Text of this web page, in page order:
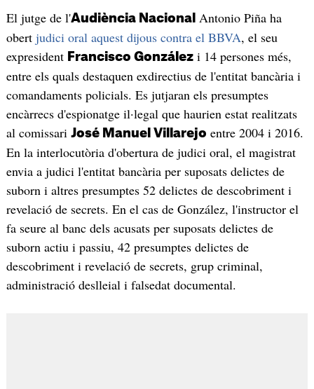
El jutge de l'Audiència Nacional Antonio Piña ha
obert judici oral aquest dijous contra el BBVA, el seu
expresident Francisco Gonzálezi 14 persones més,
entre els quals destaquen exdirectius de l'entitat bancària i
comandaments policials. Es jutjaran els presumptes
encàrrecs d'espionatge il·legal que haurien estat realitzats
al comissari José Manuel Villarejo entre 2004 i 2016.
En la interlocutòria d'obertura de judici oral, el magistrat
envia a judici l'entitat bancària per suposats delictes de
suborn i altres presumptes 52 delictes de descobriment i
revelació de secrets. En el cas de González, l'instructor el
fa seure al banc dels acusats per suposats delictes de
suborn actiu i passiu, 42 presumptes delictes de
descobriment i revelació de secrets, grup criminal,
administració deslleial i falsedat documental.